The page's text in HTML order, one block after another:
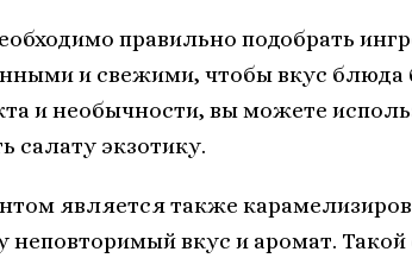
правильно подобрать
и свежими, чтобы вкус
и необычности, вы можете
салату экзотику.
является также
неповторимый вкус и аромат. Такой